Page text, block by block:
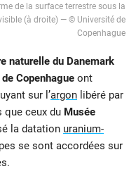
de la surface terrestre sous la
(à droite) — © Université de
Copenhague
naturelle du Danemark
Copenhague ont
sur l’argon libéré par
que ceux du Musée
la datation uranium-
se sont accordées sur